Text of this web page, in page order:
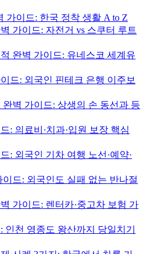
가이드: 한국 정착 생활 A to Z
가이드: 자전거 vs 스쿠터 루트
완벽 가이드: 유네스코 세계유
드: 외국인 핀테크 은행 이주보
벽 가이드: 상생의 손 동선과 등
: 의료비·치과·입원 보장 핵심
: 외국인 기차 여행 노선·예약·
드: 외국인도 실패 없는 반나절
가이드: 렌터카·중고차 보험 가
인천 영종도 왕산까지 당일치기